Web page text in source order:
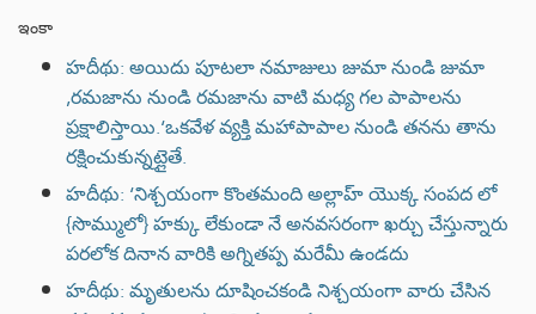
ఇంకా
హదీథు: అయిదు పూటలా నమాజులు జుమా నుండి జుమా
,రమజాను నుండి రమజాను వాటి మధ్య గల పాపాలను
ప్రక్షాలిస్తాయి.‘ఒకవేళ వ్యక్తి మహాపాపాల నుండి తనను తాను
రక్షించుకున్నట్లైతే.
హదీథు: ‘నిశ్చయంగా కొంతమంది అల్లాహ్ యొక్క సంపద లో
{సొమ్ములో} హక్కు లేకుండా నే అనవసరంగా ఖర్చు చేస్తున్నారు
పరలోక దినాన వారికి అగ్నితప్ప మరేమీ ఉండదు
హదీథు: మృతులను దూషించకండి నిశ్చయంగా వారు చేసిన